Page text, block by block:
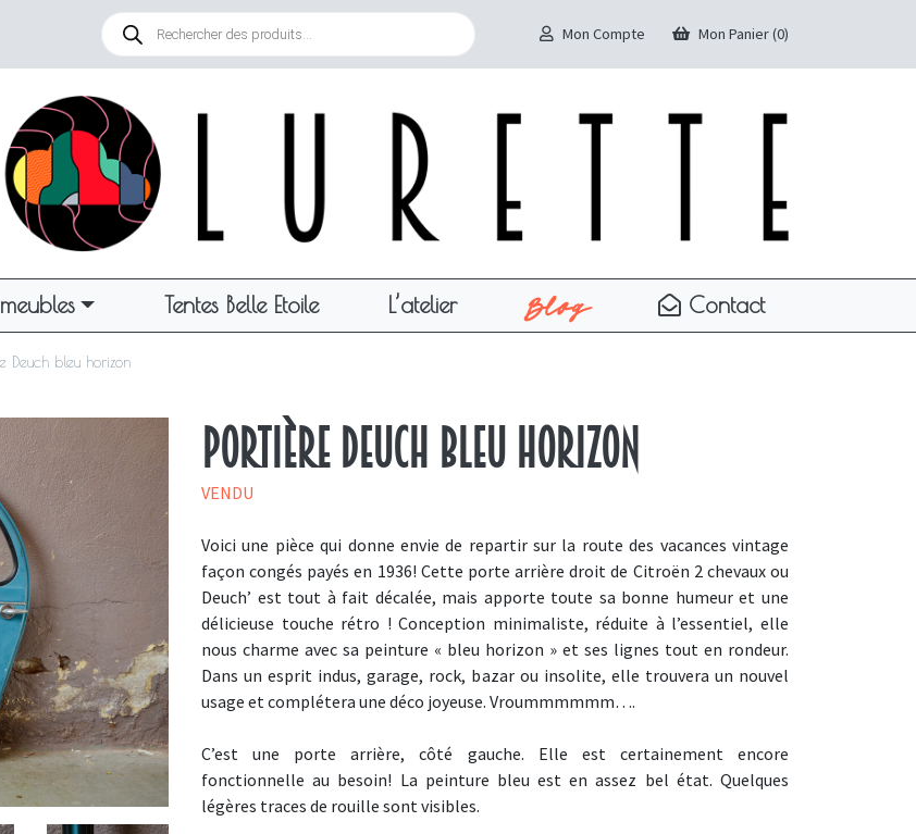
Recherche
produits
Mon Compte Mon Panier (0)
Tentes Belle Etoile L’atelier Blog Contact
Deuch bleu horizon
Portière Deuch bleu horizon
VENDU
Voici une pièce qui donne envie de repartir sur la route des vacances vintage
façon congés payés en 1936! Cette porte arrière droit de Citroën 2 chevaux ou
Deuch’ est tout à fait décalée, mais apporte toute sa bonne humeur et une
délicieuse touche rétro ! Conception minimaliste, réduite à l’essentiel, elle
nous charme avec sa peinture « bleu horizon » et ses lignes tout en rondeur.
Dans un esprit indus, garage, rock, bazar ou insolite, elle trouvera un nouvel
usage et complétera une déco joyeuse. Vroummmmmm….
C’est une porte arrière, côté gauche. Elle est certainement encore
fonctionnelle au besoin! La peinture bleu est en assez bel état. Quelques
légères traces de rouille sont visibles.